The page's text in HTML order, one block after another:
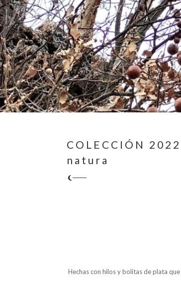
COLECCIÓN 2022
natura
Hechas con hilos y bolitas de plata